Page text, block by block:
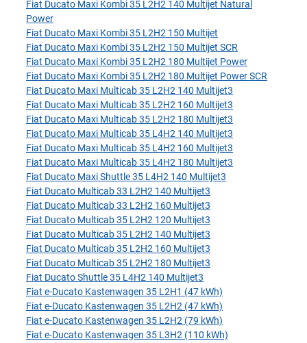
Fiat Ducato Maxi Kombi 35 L2H2 140 Multijet Natural
Power
Fiat Ducato Maxi Kombi 35 L2H2 150 Multijet
Fiat Ducato Maxi Kombi 35 L2H2 150 Multijet SCR
Fiat Ducato Maxi Kombi 35 L2H2 180 Multijet Power
Fiat Ducato Maxi Kombi 35 L2H2 180 Multijet Power SCR
Fiat Ducato Maxi Multicab 35 L2H2 140 Multijet3
Fiat Ducato Maxi Multicab 35 L2H2 160 Multijet3
Fiat Ducato Maxi Multicab 35 L2H2 180 Multijet3
Fiat Ducato Maxi Multicab 35 L4H2 140 Multijet3
Fiat Ducato Maxi Multicab 35 L4H2 160 Multijet3
Fiat Ducato Maxi Multicab 35 L4H2 180 Multijet3
Fiat Ducato Maxi Shuttle 35 L4H2 140 Multijet3
Fiat Ducato Multicab 33 L2H2 140 Multijet3
Fiat Ducato Multicab 33 L2H2 160 Multijet3
Fiat Ducato Multicab 35 L2H2 120 Multijet3
Fiat Ducato Multicab 35 L2H2 140 Multijet3
Fiat Ducato Multicab 35 L2H2 160 Multijet3
Fiat Ducato Multicab 35 L2H2 180 Multijet3
Fiat Ducato Shuttle 35 L4H2 140 Multijet3
Fiat e-Ducato Kastenwagen 35 L2H1 (47 kWh)
Fiat e-Ducato Kastenwagen 35 L2H2 (47 kWh)
Fiat e-Ducato Kastenwagen 35 L2H2 (79 kWh)
Fiat e-Ducato Kastenwagen 35 L3H2 (110 kWh)